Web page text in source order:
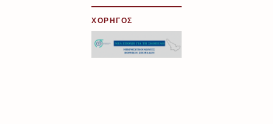
ΧΟΡΗΓΟΣ